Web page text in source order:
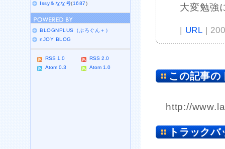
大変勉強
| URL |
この記事の
http://
トラックバ
Issy＆なな号(1687)
BLOGNPLUS（ぶろぐん＋）
nJOY BLOG
RSS 1.0
RSS 2.0
Atom 0.3
Atom 1.0